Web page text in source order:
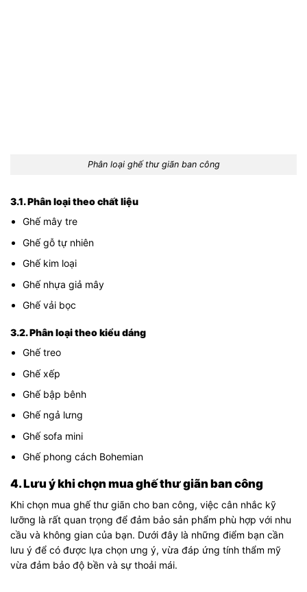
Phân loại ghế thư giãn ban công
3.1. Phân loại theo chất liệu
Ghế mây tre
Ghế gỗ tự nhiên
Ghế kim loại
Ghế nhựa giả mây
Ghế vải bọc
3.2. Phân loại theo kiểu dáng
Ghế treo
Ghế xếp
Ghế bập bênh
Ghế ngả lưng
Ghế sofa mini
Ghế phong cách Bohemian
4. Lưu ý khi chọn mua ghế thư giãn ban công
Khi chọn mua ghế thư giãn cho ban công, việc cân nhắc kỹ
lưỡng là rất quan trọng để đảm bảo sản phẩm phù hợp với nhu
cầu và không gian của bạn. Dưới đây là những điểm bạn cần
lưu ý để có được lựa chọn ưng ý, vừa đáp ứng tính thẩm mỹ
vừa đảm bảo độ bền và sự thoải mái.